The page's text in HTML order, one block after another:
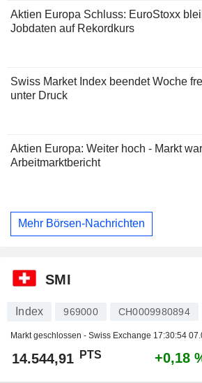
Aktien Europa Schluss: EuroStoxx
Jobdaten auf Rekordkurs
Swiss Market Index beendet Woche
unter Druck
Aktien Europa: Weiter hoch - Markt
Arbeitmarktbericht
Mehr Börsen-Nachrichten
SMI
Index 969000 CH0009980894
Markt geschlossen - Swiss Exchange 17:30:54
14.544,91 PTS +0,18